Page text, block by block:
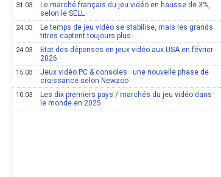
31.03
Le marché français du jeu vidéo en hausse de 3%,
selon le SELL
24.03
Le temps de jeu vidéo se stabilise, mais les grands
titres captent toujours plus
24.03
Etat des dépenses en jeux vidéo aux USA en février
2026
15.03
Jeux vidéo PC & consoles : une nouvelle phase de
croissance selon Newzoo
10.03
Les dix premiers pays / marchés du jeu vidéo dans
le monde en 2025